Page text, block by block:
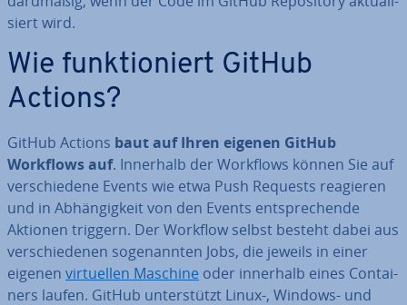
siert wird.
Wie funk­tio­niert GitHub
Actions?
GitHub Actions baut auf Ihren eigenen GitHub
Workflows auf. Innerhalb der Workflows können Sie auf
ver­schie­de­ne Events wie etwa Push Requests reagieren
und in Ab­hän­gig­keit von den Events ent­spre­chen­de
Aktionen triggern. Der Workflow selbst besteht dabei aus
ver­schie­de­nen so­ge­nann­ten Jobs, die jeweils in einer
eigenen vir­tu­el­len Maschine oder innerhalb eines Con­tai­
ners laufen. GitHub un­ter­stützt Linux-, Windows- und